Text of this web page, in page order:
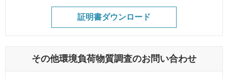
証明書ダウンロード
その他環境負荷物質調査のお問い合わせ